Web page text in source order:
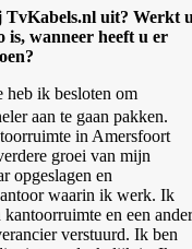
TvKabels.nl uit? Werkt
is, wanneer heeft u er
heb ik besloten om
aan te gaan pakken.
in Amersfoort
groei van mijn
opgeslagen en
waarin ik werk. Ik
en een ander
verstuurd. Ik ben